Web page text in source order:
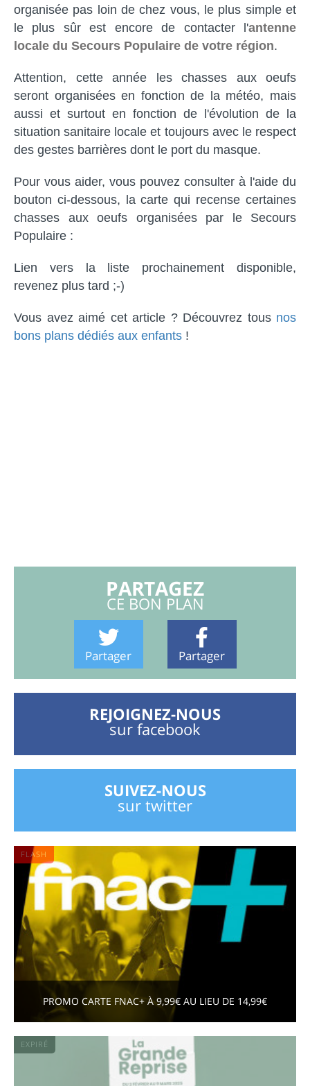
organisée pas loin de chez vous, le plus simple et
le plus sûr est encore de contacter l'antenne
locale du Secours Populaire de votre région.
Attention, cette année les chasses aux oeufs
seront organisées en fonction de la météo, mais
aussi et surtout en fonction de l'évolution de la
situation sanitaire locale et toujours avec le respect
des gestes barrières dont le port du masque.
Pour vous aider, vous pouvez consulter à l'aide du
bouton ci-dessous, la carte qui recense certaines
chasses aux oeufs organisées par le Secours
Populaire :
Lien vers la liste prochainement disponible,
revenez plus tard ;-)
Vous avez aimé cet article ? Découvrez tous nos
bons plans dédiés aux enfants !
PARTAGEZ
CE BON PLAN
Partager Partager
REJOIGNEZ-NOUS
sur facebook
SUIVEZ-NOUS
sur twitter
FLASH
PROMO CARTE FNAC+ À 9,99€ AU LIEU DE 14,99€
EXPIRÉ